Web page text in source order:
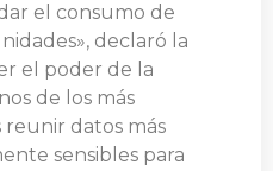
el consumo de
declaró la
el poder de la
de los más
reunir datos más
sensibles para